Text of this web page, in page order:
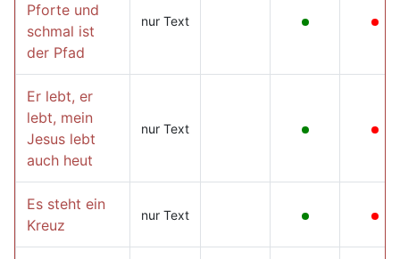
Pforte und
schmal ist
der Pfad
nur Text
Er lebt, er
lebt, mein
Jesus lebt
auch heut
nur Text
Es steht ein
Kreuz
nur Text